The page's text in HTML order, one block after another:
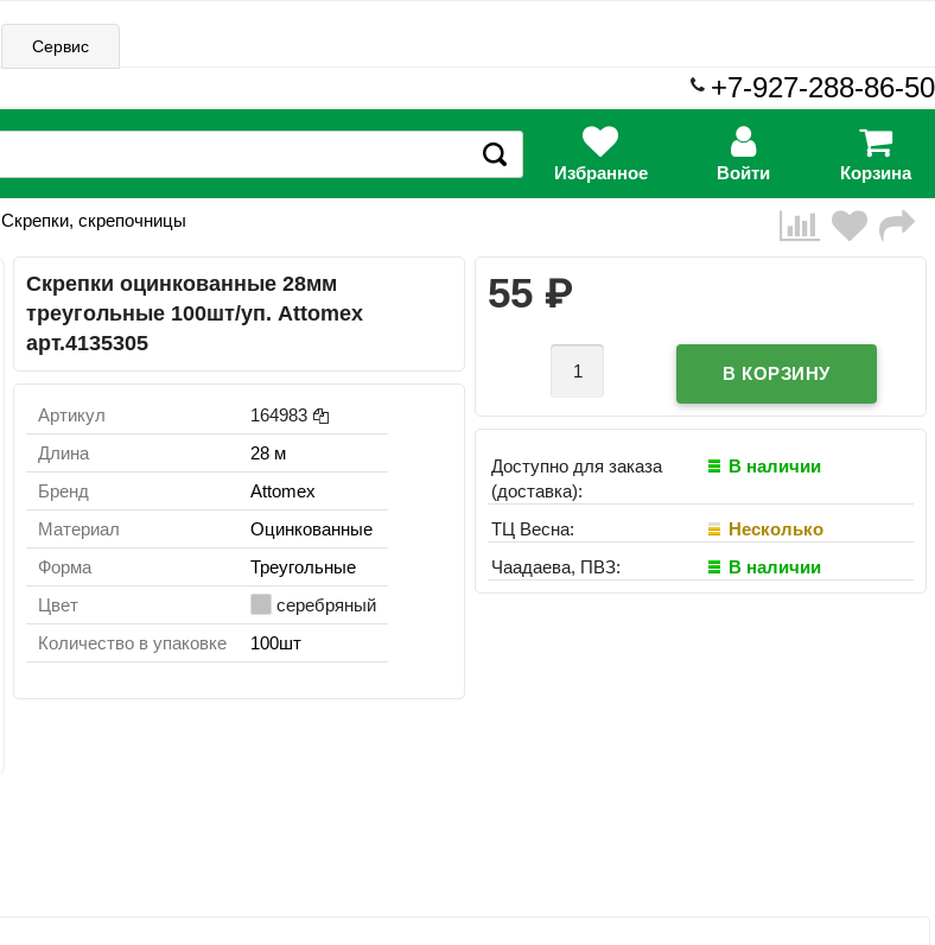
Сервис
+7-927-288-86-50
Избранное Войти Корзина
Скрепки, скрепочницы
Скрепки оцинкованные 28мм
треугольные 100шт/уп. Attomex
арт.4135305
Артикул
164983
Длина
28 м
Бренд
Attomex
Материал
Оцинкованные
Форма
Треугольные
Цвет
серебряный
Количество в упаковке
100шт
55 ₽
Доступно для заказа
(доставка):
В наличии
ТЦ Весна:
Несколько
Чаадаева, ПВЗ:
В наличии